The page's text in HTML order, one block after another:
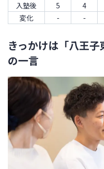
入塾後
5 4
変化
- -
きっかけは「八王子
の一言